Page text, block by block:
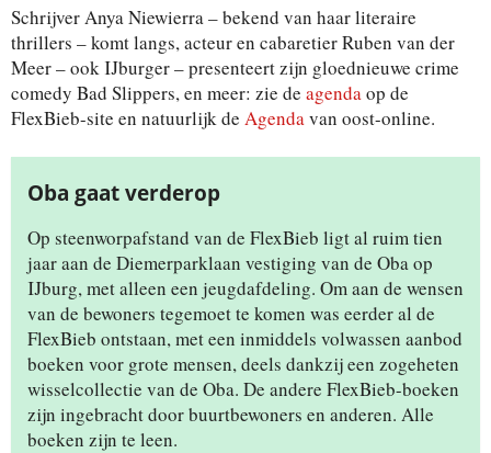
Schrijver Anya Niewierra – bekend van haar literaire
thrillers – komt langs, acteur en cabaretier Ruben van der
Meer – ook IJburger – presenteert zijn gloednieuwe crime
comedy Bad Slippers, en meer: zie de agendaop de
FlexBieb-site en natuurlijk de Agendavan oost-online.
Oba gaat verderop
Op steenworpafstand van de FlexBieb ligt al ruim tien
jaar aan de Diemerparklaan vestiging van de Oba op
IJburg, met alleen een jeugdafdeling. Om aan de wensen
van de bewoners tegemoet te komen was eerder al de
FlexBieb ontstaan, met een inmiddels volwassen aanbod
boeken voor grote mensen, deels dankzij een zogeheten
wisselcollectie van de Oba. De andere FlexBieb-boeken
zijn ingebracht door buurtbewoners en anderen. Alle
boeken zijn te leen.